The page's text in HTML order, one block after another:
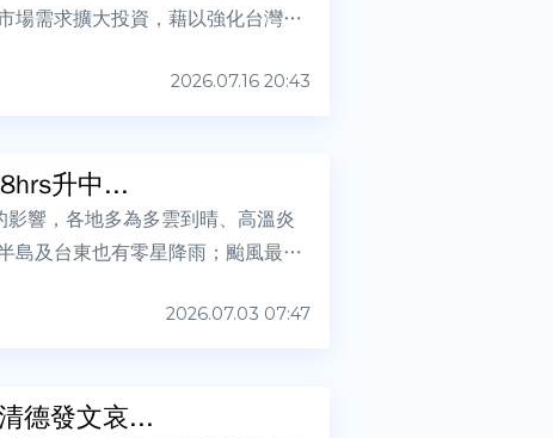
2026.07.16 20:43
場需求擴大投資，藉以強化台灣產
升中...
2026.07.03 07:47
響，各地多為多雲到晴、高溫炎
島及台東也有零星降雨；颱風最新
德發文哀...